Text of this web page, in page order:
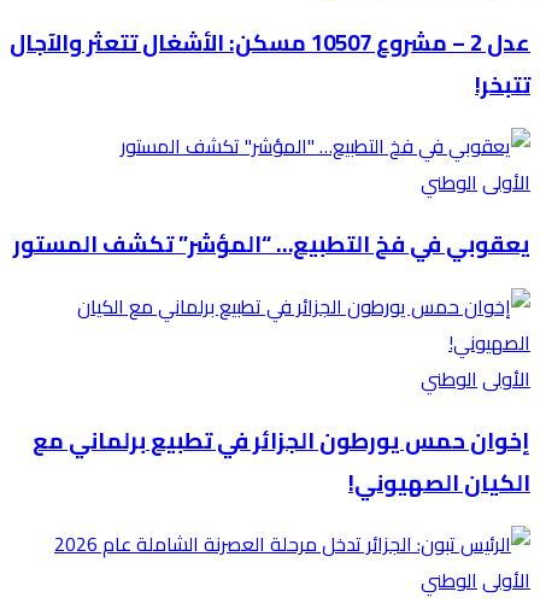
عدل 2 – مشروع 10507 مسكن: الأشغال تتعثر والآجال
تتبخر!
الأولىالوطني
يعقوبي في فخ التطبيع… “المؤشر” تكشف المستور
الأولىالوطني
إخوان حمس يورطون الجزائر في تطبيع برلماني مع
الكيان الصهيوني!
الأولىالوطني